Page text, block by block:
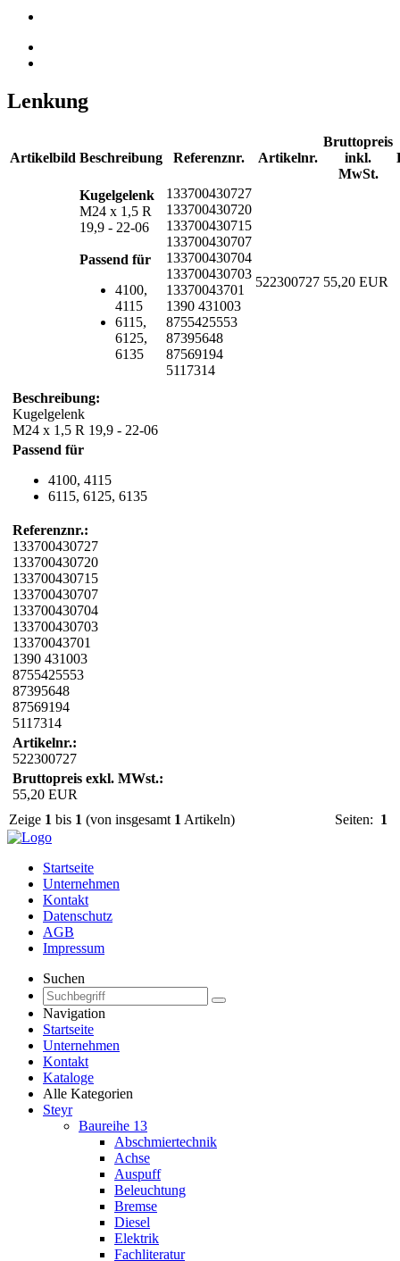
Lenkung
Artikelbild Beschreibung Referenznr. Artikelnr.
Bruttopreis
inkl.
MwSt.
Kugelgelenk
M24 x 1,5 R
19,9 - 22-06
Passend für
4100,
4115
6115,
6125,
6135
133700430727
133700430720
133700430715
133700430707
133700430704
133700430703
13370043701
1390 431003
8755425553
87395648
87569194
5117314
522300727 55,20 EUR
Beschreibung:
Kugelgelenk
M24 x 1,5 R 19,9 - 22-06
Passend für
4100, 4115
6115, 6125, 6135
Referenznr.:
133700430727
133700430720
133700430715
133700430707
133700430704
133700430703
13370043701
1390 431003
8755425553
87395648
87569194
5117314
Artikelnr.:
522300727
Bruttopreis exkl. MWst.:
55,20 EUR
Zeige 1 bis 1 (von insgesamt 1 Artikeln) Seiten: 1
Startseite
Unternehmen
Kontakt
Datenschutz
AGB
Impressum
Suchen
Navigation
Startseite
Unternehmen
Kontakt
Kataloge
Alle Kategorien
Steyr
Baureihe 13
Abschmiertechnik
Achse
Auspuff
Beleuchtung
Bremse
Diesel
Elektrik
Fachliteratur